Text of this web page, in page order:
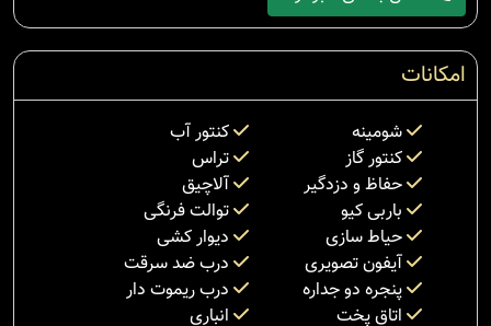
امکانات
شومینه
کنتور آب
کنتور گاز
تراس
حفاظ و دزدگیر
آلاچیق
باربی کیو
توالت فرنگی
حیاط سازی
دیوار کشی
آیفون تصویری
درب ضد سرقت
پنجره دو جداره
درب ریموت دار
اتاق پخت
انباری